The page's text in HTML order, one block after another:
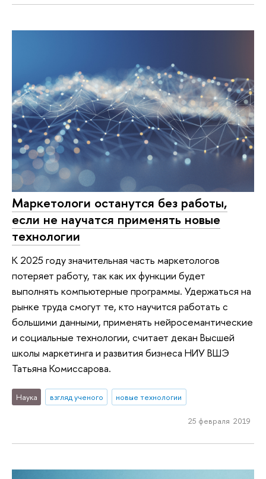
Маркетологи останутся без работы,
если не научатся применять новые
технологии
К 2025 году значительная часть маркетологов
потеряет работу, так как их функции будет
выполнять компьютерные программы. Удержаться на
рынке труда смогут те, кто научится работать с
большими данными, применять нейросемантические
и социальные технологии, считает декан Высшей
школы маркетинга и развития бизнеса НИУ ВШЭ
Татьяна Комиссарова.
Наука взгляд ученого новые технологии
25 февраля 2019